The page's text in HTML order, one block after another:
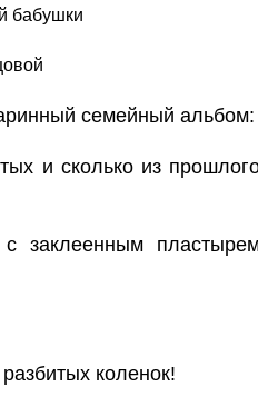
бабушки
семейный альбом:
и сколько из
заклеенным
коленок!